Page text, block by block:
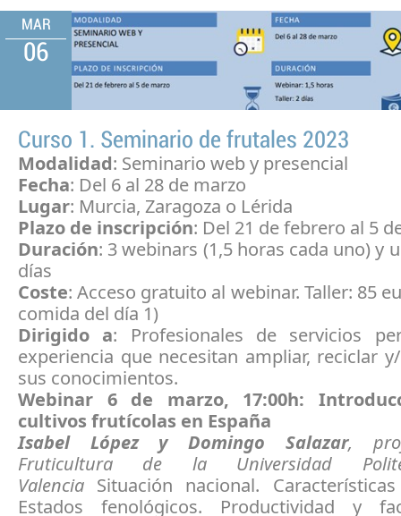
MAR
06
Curso 1. Seminario de frutales 2023
Modalidad: Seminario web y presencial
Fecha: Del 6 al 28 de marzo
Lugar: Murcia, Zaragoza o Lérida
Plazo de inscripción: Del 21 de febrero al 5
Duración: 3 webinars (1,5 horas cada uno) y
días
Coste: Acceso gratuito al webinar. Taller: 85
comida del día 1)
Dirigido a: Profesionales de servicios
experiencia que necesitan ampliar, reciclar
sus conocimientos.
Webinar 6 de marzo, 17:00h:
cultivos frutícolas en España
Isabel López y Domingo Salazar,
Fruticultura de la Universidad
Valencia Situación nacional.
Estados fenológicos. Productividad y